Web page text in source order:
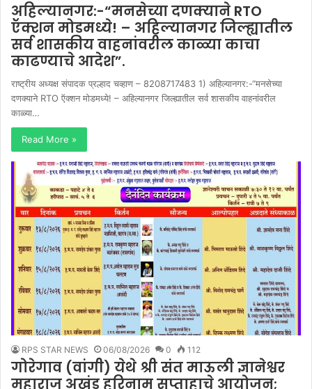
अहिल्यानगर:-“मनसेच्या दणक्याने RTO
ऍक्शन मोडमध्ये! – अहिल्यानगर जिल्ह्यातील
सर्व शासकीय वाहनांवरील काळ्या काचा
काढण्याचे आदेश”.
राष्ट्रीय अध्यक्ष संपादक प्रल्हाद चव्हाण – 8208717483 1) अहिल्यानगर:-“मनसेच्या
दणक्याने RTO ऍक्शन मोडमध्ये! – अहिल्यानगर जिल्ह्यातील सर्व शासकीय वाहनांवरील
काळ्या…
Read More »
RPS STAR NEWS 06/08/2026 0 112
गोरेगाव (वांगी) येथे श्री संत माऊली ज्ञानेश्वर
महाराज अखंड हरिनाम सप्ताहाचे आयोजन;